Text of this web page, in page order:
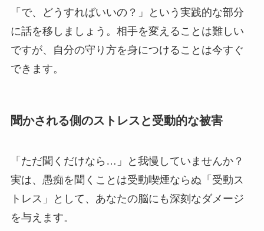
「で、どうすればいいの？」という実践的な部分
に話を移しましょう。相手を変えることは難しい
ですが、自分の守り方を身につけることは今すぐ
できます。
聞かされる側のストレスと受動的な被害
「ただ聞くだけなら…」と我慢していませんか？
実は、愚痴を聞くことは受動喫煙ならぬ「受動ス
トレス」として、あなたの脳にも深刻なダメージ
を与えます。